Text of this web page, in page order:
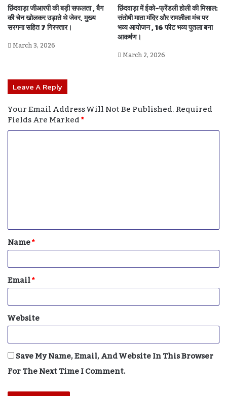
छिंदवाड़ा जीआरपी की बड़ी सफलता , बैग
की चेन खोलकर उड़ाते थे जेवर, मुख्य
सरगना सहित 7 गिरफ्तार।
March 3, 2026
छिंदवाड़ा में ईको-फ्रेंडली होली की मिसाल:
संतोषी माता मंदिर और रामलीला मंच पर
भव्य आयोजन , 16 फीट भव्य पुतला बना
आकर्षण।
March 2, 2026
Leave A Reply
Your Email Address Will Not Be Published.Required
Fields Are Marked*
T
*
Name*
Email*
Website
Save My Name, Email, And Website In This Browser
For The Next Time I Comment.